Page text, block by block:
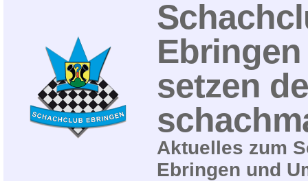
setzen
Aktuelles zum
Ebringen und